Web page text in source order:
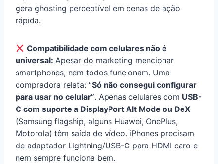
gera ghosting perceptível em cenas de ação
rápida.
Compatibilidade com celulares não é
universal: Apesar do marketing mencionar
smartphones, nem todos funcionam. Uma
compradora relata: “Só não consegui configurar
para usar no celular”. Apenas celulares com USB-
C com suporte a DisplayPort Alt Mode ou DeX
(Samsung flagship, alguns Huawei, OnePlus,
Motorola) têm saída de vídeo. iPhones precisam
de adaptador Lightning/USB-C para HDMI caro e
nem sempre funciona bem.